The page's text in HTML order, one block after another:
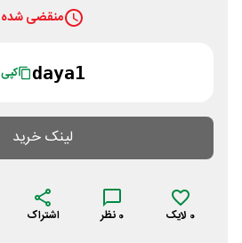
منقضی شده
daya1 کپی
لینک خرید
0 لایک 0 نظر اشتراک